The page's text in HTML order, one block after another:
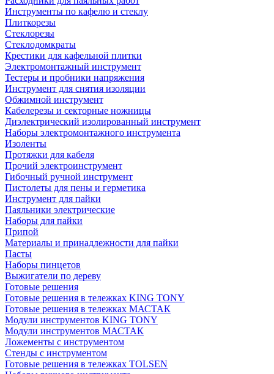
Инструменты по кафелю и стеклу
Плиткорезы
Стеклорезы
Стеклодомкраты
Крестики для кафельной плитки
Электромонтажный инструмент
Тестеры и пробники напряжения
Инструмент для снятия изоляции
Обжимной инструмент
Кабелерезы и секторные ножницы
Диэлектрический изолированный инструмент
Наборы электромонтажного инструмента
Изоленты
Протяжки для кабеля
Прочий электроинструмент
Гибочный ручной инструмент
Пистолеты для пены и герметика
Инструмент для пайки
Паяльники электрические
Наборы для пайки
Припой
Материалы и принадлежности для пайки
Пасты
Наборы пинцетов
Выжигатели по дереву
Готовые решения
Готовые решения в тележках KING TONY
Готовые решения в тележках МАСТАК
Модули инструментов KING TONY
Модули инструментов МАСТАК
Ложементы с инструментом
Стенды с инструментом
Готовые решения в тележках TOLSEN